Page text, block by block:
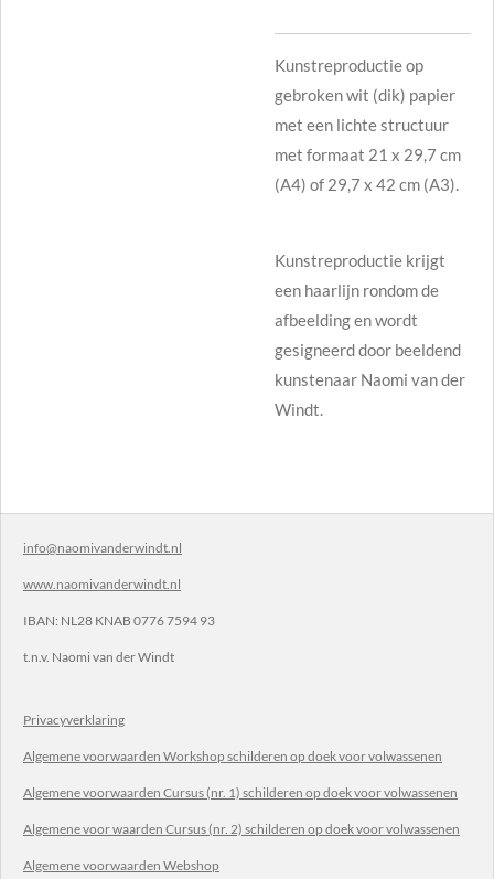
Kunstreproductie op
gebroken wit (dik) papier
met een lichte structuur
met formaat 21 x 29,7 cm
(A4) of 29,7 x 42 cm (A3).
Kunstreproductie krijgt
een haarlijn rondom de
afbeelding en wordt
gesigneerd door beeldend
kunstenaar Naomi van der
Windt.
info@naomivanderwindt.nl
www.naomivanderwindt.nl
IBAN: NL28 KNAB 0776 7594 93
t.n.v. Naomi van der Windt
Privacyverklaring
Algemene voorwaarden Workshop schilderen op doek voor volwassenen
Algemene voorwaarden Cursus (nr. 1) schilderen op doek voor volwassenen
Algemene voor waarden Cursus (nr. 2) schilderen op doek voor volwassenen
Algemene voorwaarden Webshop